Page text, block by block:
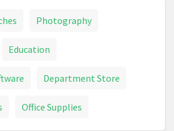
Photography
Education
Department Store
Office Supplies